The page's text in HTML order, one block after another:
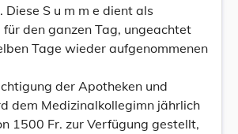
Diese S u m m e dient als
den ganzen Tag, ungeachtet
Tage wieder aufgenommenen
der Apotheken und
dem Medizinalkollegimn jährlich
1500 Fr. zur Verfügung gestellt,